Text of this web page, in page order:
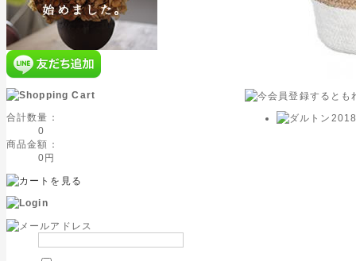
合計数量：
0
商品金額：
0円